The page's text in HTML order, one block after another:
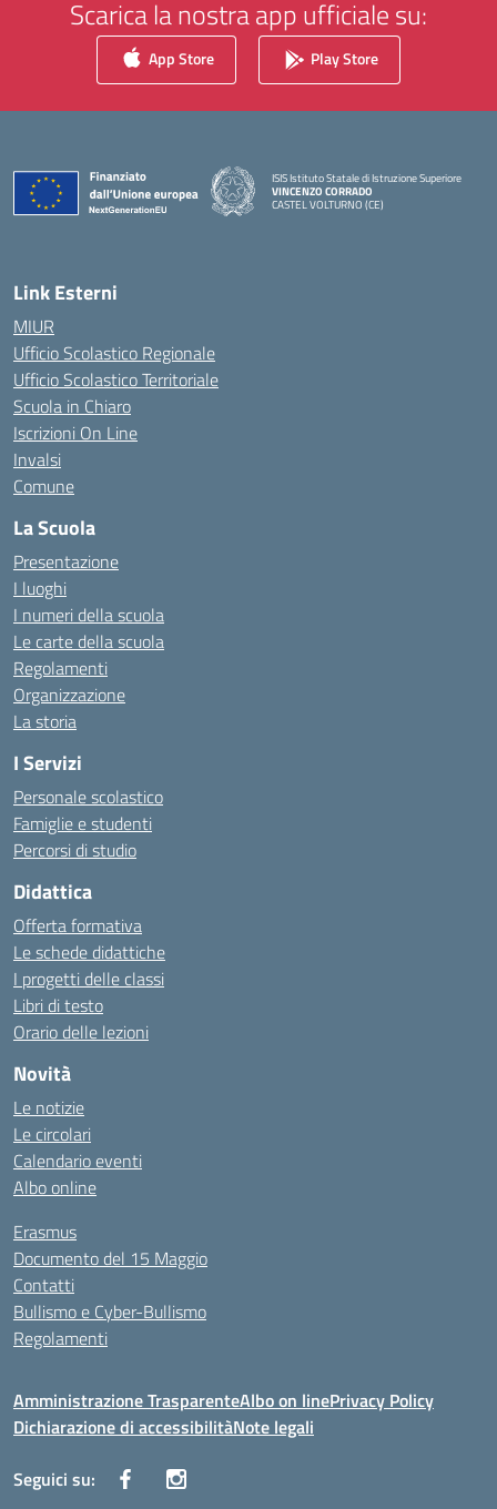
Scarica la nostra app ufficiale su:
App Store Play Store
ISIS Istituto Statale di Istruzione Superiore
VINCENZO CORRADO
CASTEL VOLTURNO (CE)
Link Esterni
MIUR
Ufficio Scolastico Regionale
Ufficio Scolastico Territoriale
Scuola in Chiaro
Iscrizioni On Line
Invalsi
Comune
La Scuola
Presentazione
I luoghi
I numeri della scuola
Le carte della scuola
Regolamenti
Organizzazione
La storia
I Servizi
Personale scolastico
Famiglie e studenti
Percorsi di studio
Didattica
Offerta formativa
Le schede didattiche
I progetti delle classi
Libri di testo
Orario delle lezioni
Novità
Le notizie
Le circolari
Calendario eventi
Albo online
Erasmus
Documento del 15 Maggio
Contatti
Bullismo e Cyber-Bullismo
Regolamenti
Amministrazione TrasparenteAlbo on linePrivacy Policy
Dichiarazione di accessibilitàNote legali
Seguici su: